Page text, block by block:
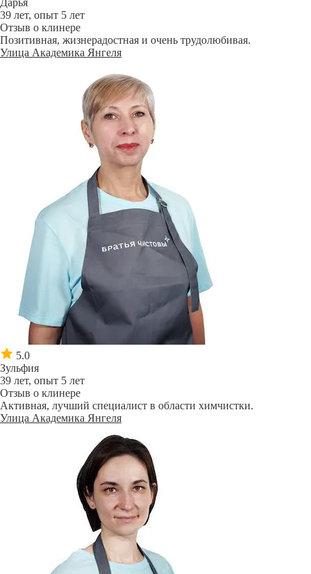
Дарья
39 лет, опыт 5 лет
Отзыв о клинере
Позитивная, жизнерадостная и очень трудолюбивая.
Улица Академика Янгеля
5.0
Зульфия
39 лет, опыт 5 лет
Отзыв о клинере
Активная, лучший специалист в области химчистки.
Улица Академика Янгеля